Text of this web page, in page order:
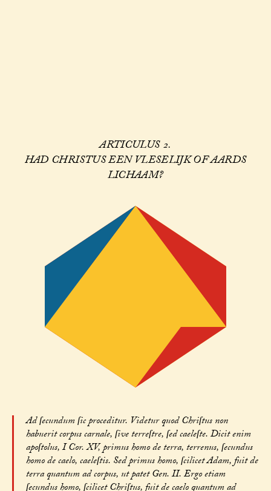
ARTICULUS 2.
HAD CHRISTUS EEN VLESELIJK OF AARDS
LICHAAM?
Ad ſecundum ſic proceditur. Videtur quod Chriſtus non
habuerit corpus carnale, ſive terreſtre, ſed caeleſte. Dicit enim
apoſtolus, I Cor. XV, primus homo de terra, terrenus, ſecundus
homo de caelo, caeleſtis. Sed primus homo, ſcilicet Adam, fuit de
terra quantum ad corpus, ut patet Gen. II. Ergo etiam